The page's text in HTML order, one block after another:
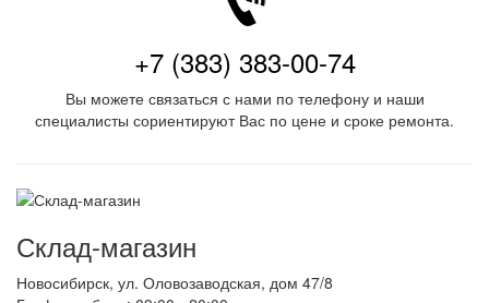
+7 (383) 383-00-74
Вы можете связаться с нами по телефону и наши
специалисты сориентируют Вас по цене и сроке ремонта.
Склад-магазин
Новосибирск, ул. Оловозаводская, дом 47/8